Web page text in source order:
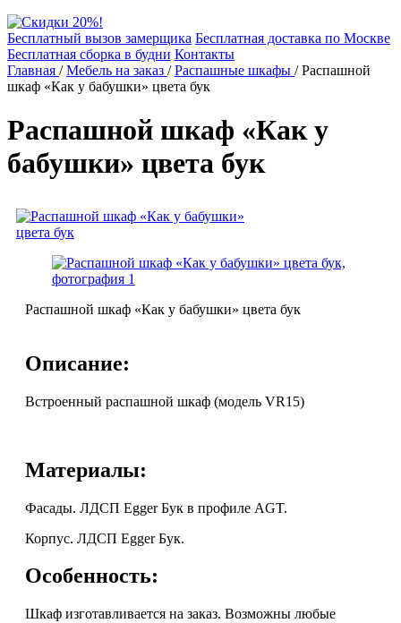
Бесплатный вызов замерщика Бесплатная доставка по Москве
Бесплатная сборка в будни Контакты
Главная /Мебель на заказ /Распашные шкафы /Распашной
шкаф «Как у бабушки» цвета бук
Распашной шкаф «Как у
бабушки» цвета бук
Распашной шкаф «Как у бабушки» цвета бук
Описание:
Встроенный распашной шкаф (модель VR15)
Материалы:
Фасады. ЛДСП Egger Бук в профиле AGT.
Корпус. ЛДСП Egger Бук.
Особенность:
Шкаф изготавливается на заказ. Возможны любые